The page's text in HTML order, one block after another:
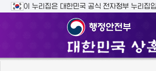
주메뉴 바로가기
본문바로가기이 누리집은 대한민국 공식 전자정부 누리집